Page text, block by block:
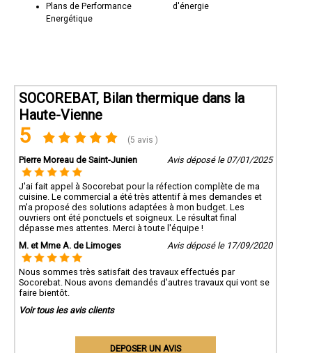
Plans de Performance
Energétique
d'énergie
SOCOREBAT, Bilan thermique dans la
Haute-Vienne
5 (5 avis )
Pierre Moreau de Saint-Junien Avis déposé le 07/01/2025
J'ai fait appel à Socorebat pour la réfection complète de ma
cuisine. Le commercial a été très attentif à mes demandes et
m'a proposé des solutions adaptées à mon budget. Les
ouvriers ont été ponctuels et soigneux. Le résultat final
dépasse mes attentes. Merci à toute l'équipe !
M. et Mme A. de Limoges
Avis déposé le 17/09/2020
Nous sommes très satisfait des travaux effectués par
Socorebat. Nous avons demandés d'autres travaux qui vont se
faire bientôt.
Voir tous les avis clients
DEPOSER UN AVIS